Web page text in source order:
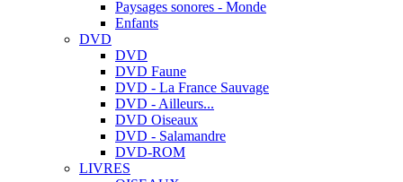
Paysages sonores - Monde
Enfants
DVD
DVD
DVD Faune
DVD - La France Sauvage
DVD - Ailleurs...
DVD Oiseaux
DVD - Salamandre
DVD-ROM
LIVRES